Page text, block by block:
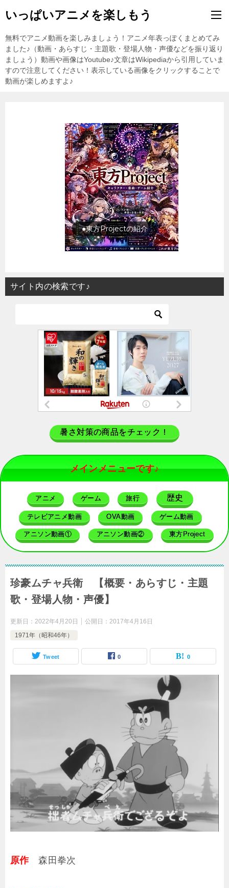
いっぱいアニメを楽しもう
無料でアニメ動画を楽しみましょう！アニメ年表っぽくまとめてみ
ました♪（動画・あらすじ・主題歌・登場人物・声優などを振り返り
ましょう）動画や画像はYoutube♪文章はWikipediaから引用していま
すので注意してください！表示している画像をクリックすることで
動画が楽しめますよ♪
●東方Projectの紹介
サイト内の検索です♪
暑さ対策の商品をチェック！
メインメニューです♪
アニメ ゲーム 旅行 歴史
テレビアニメ動画 OVA動画 ゲーム動画
アニソン動画① アニソン動画② 東方Project
珍豪ムチャ兵衛 【概要・あらすじ・主題
歌・登場人物・声優】
更新日： 2022年4月20日 公開日： 2017年4月16日
1971年（昭和46年）
Tweet 0 0
原作森田拳次